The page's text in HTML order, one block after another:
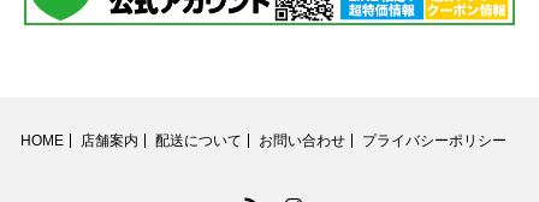
HOME 店舗案内 配送について お問い合わせ プライバシーポリシー